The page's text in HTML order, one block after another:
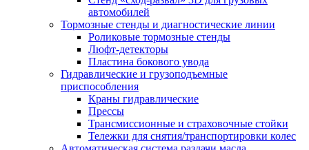
автомобилей
Тормозные стенды и диагностические линии
Роликовые тормозные стенды
Люфт-детекторы
Пластина бокового увода
Гидравлические и грузоподъемные
приспособления
Краны гидравлические
Прессы
Трансмиссионные и страховочные стойки
Тележки для снятия/транспортировки колес